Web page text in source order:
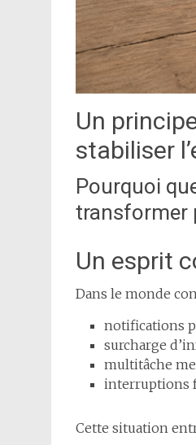
Un
stabiliser
Pourquoi
transformer
Un esprit
Dans le monde
notifications
surcharge
multitâche
interruptions
Cette situation